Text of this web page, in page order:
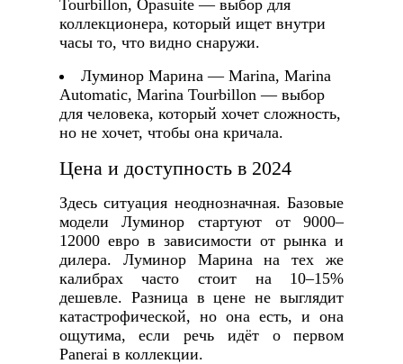
Tourbillon, Opasuite — выбор для
коллекционера, который ищет внутри
часы то, что видно снаружи.
Луминор Марина — Marina, Marina
Automatic, Marina Tourbillon — выбор
для человека, который хочет сложность,
но не хочет, чтобы она кричала.
Цена и доступность в 2024
Здесь ситуация неоднозначная. Базовые
модели Луминор стартуют от 9000–
12000 евро в зависимости от рынка и
дилера. Луминор Марина на тех же
калибрах часто стоит на 10–15%
дешевле. Разница в цене не выглядит
катастрофической, но она есть, и она
ощутима, если речь идёт о первом
Panerai в коллекции.